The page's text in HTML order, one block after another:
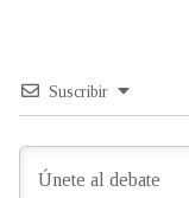
Suscribir